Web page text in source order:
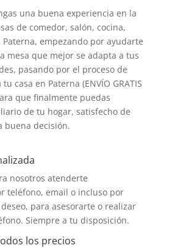
una buena experiencia en la
de comedor, salón, cocina,
empezando por ayudarte
mesa que mejor se adapta a tus
pasando por el proceso de
casa en Paterna (ENVÍO GRATIS
que finalmente puedas
de tu hogar, satisfecho de
buena decisión.
nosotros atenderte
teléfono, email o incluso por
para asesorarte o realizar
Siempre a tu disposición.
los precios